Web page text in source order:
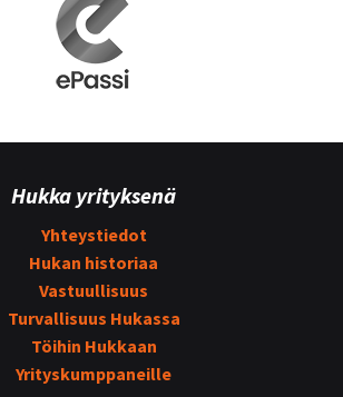
Hukka yrityksenä
Yhteystiedot
Hukan historiaa
Vastuullisuus
Turvallisuus Hukassa
Töihin Hukkaan
Yrityskumppaneille